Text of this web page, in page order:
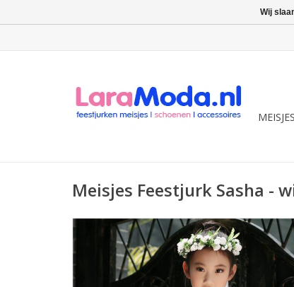
Meisjes Feestjurk Sasha -
Wij